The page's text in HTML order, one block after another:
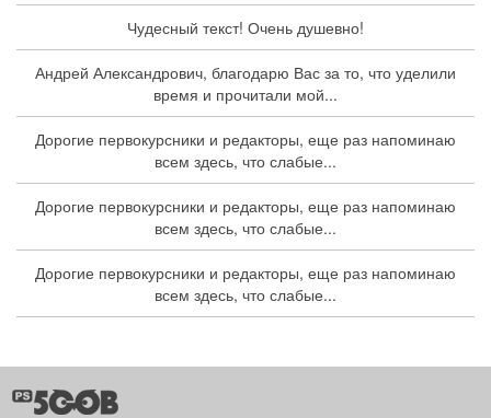
Чудесный текст! Очень душевно!
Андрей Александрович, благодарю Вас за то, что уделили
время и прочитали мой...
Дорогие первокурсники и редакторы, еще раз напоминаю
всем здесь, что слабые...
Дорогие первокурсники и редакторы, еще раз напоминаю
всем здесь, что слабые...
Дорогие первокурсники и редакторы, еще раз напоминаю
всем здесь, что слабые...